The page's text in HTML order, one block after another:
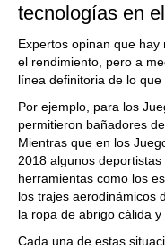
tecnologías en
Expertos opinan que
el rendimiento, pero a
línea definitoria de lo
Por ejemplo, para los
permitieron bañadores
Mientras que en los
2018 algunos
herramientas como los
los trajes aerodinámicos
la ropa de abrigo cálida y
Cada una de estas